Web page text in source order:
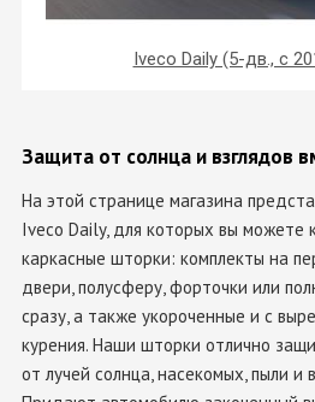
Iveco Daily (5-дв., с
Защита от солнца и взглядов
На этой странице магазина
Iveco Daily, для которых вы можете
каркасные шторки: комплекты на
двери, полусферу, форточки или
сразу, а также укороченные и с
курения. Наши шторки отлично
от лучей солнца, насекомых, пыли и